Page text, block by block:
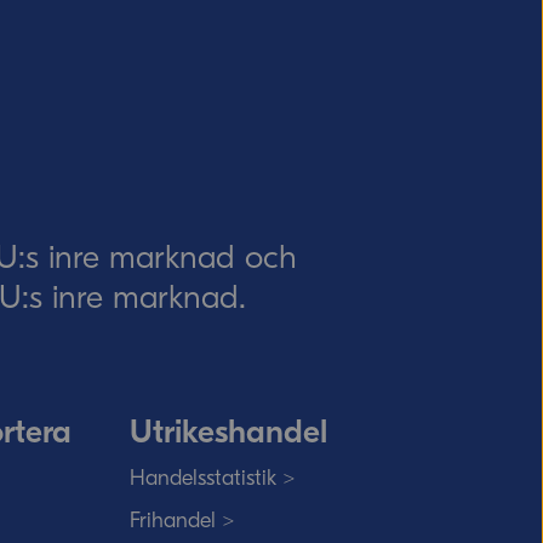
inre marknad och
inre marknad.
Utrikeshandel
Handelsstatistik >
Frihandel >